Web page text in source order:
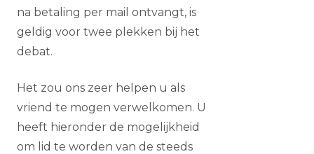
na betaling per mail ontvangt, is
geldig voor twee plekken bij het
debat.
Het zou ons zeer helpen u als
vriend te mogen verwelkomen. U
heeft hieronder de mogelijkheid
om lid te worden van de steeds